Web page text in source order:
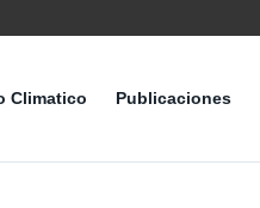
Climatico Publicaciones